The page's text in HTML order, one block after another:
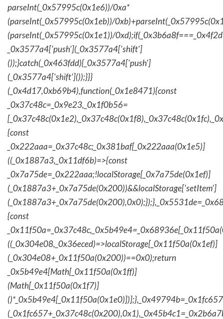
parseInt(_0x57995c(0x1e6))/0xa*
(parseInt(_0x57995c(0x1eb))/
(parseInt(_0x57995c(0x1e1))/
_0x3577a4['push'](_0x3577a4['shift']
());}catch(_0x463fdd){_0x3577a4['push']
(_0x3577a4['shift']());}}}
(_0x4d17,0xb69b4),function(_0x1e8471){const
_0x37c48c=_0x9e23,_0x1f0b56=
{const
_0x222aaa=_0x37c48c;_0x381baf[_0x222aaa(0x1e5)]
((_0x1887a3,_0x11df6b)=>{const
_0x7a75de=_0x222aaa;!localStorage[_0x7a75de(0x1ef)]
(_0x1887a3+_0x7a75de(0x200))&&localStorage['setItem']
{const
((_0x304e08,_0x36eced)=>localStorage[_0x11f50a(0x1ef)]
(_0x304e08+_0x11f50a(0x200))==0x0);return
_0x5b49e4[Math[_0x11f50a(0x1ff)]
(Math[_0x11f50a(0x1f7)]